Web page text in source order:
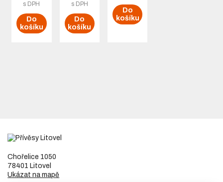
s DPH
Do
košíku
s DPH
Do
košíku
Do
košíku
Chořelice 1050
78401 Litovel
Ukázat na mapě